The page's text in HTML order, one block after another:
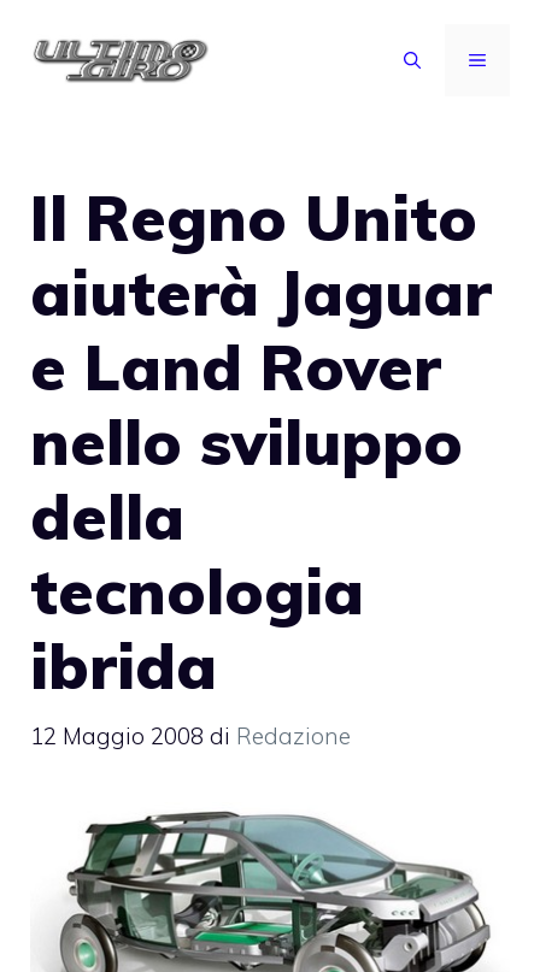
MENU
Il Regno Unito
aiuterà Jaguar
e Land Rover
nello sviluppo
della
tecnologia
ibrida
12 Maggio 2008 di Redazione